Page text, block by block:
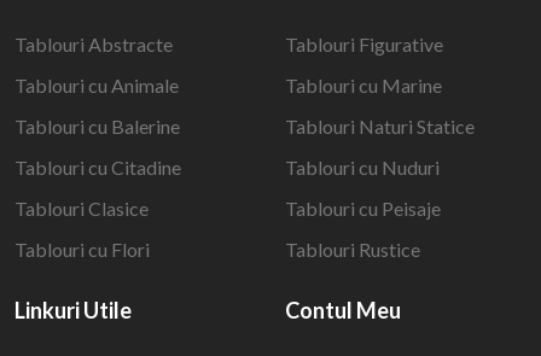
Tablouri Abstracte
Tablouri cu Animale
Tablouri cu Balerine
Tablouri cu Citadine
Tablouri Clasice
Tablouri cu Flori
Tablouri Figurative
Tablouri cu Marine
Tablouri Naturi Statice
Tablouri cu Nuduri
Tablouri cu Peisaje
Tablouri Rustice
Linkuri Utile Contul Meu